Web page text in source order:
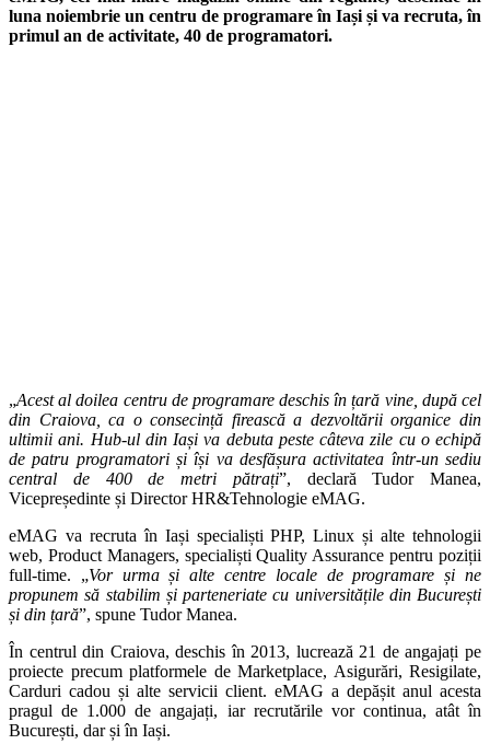
luna noiembrie un centru de programare în Iași și va recruta, în
primul an de activitate, 40 de programatori.
„Acest al doilea centru de programare deschis în țară vine, după cel
din Craiova, ca o consecință firească a dezvoltării organice din
ultimii ani. Hub-ul din Iași va debuta peste câteva zile cu o echipă
de patru programatori și își va desfășura activitatea într-un sediu
central de 400 de metri pătrați”, declară Tudor Manea,
Vicepreședinte și Director HR&Tehnologie eMAG.
eMAG va recruta în Iași specialiști PHP, Linux și alte tehnologii
web, Product Managers, specialiști Quality Assurance pentru poziții
full-time. „Vor urma și alte centre locale de programare și ne
propunem să stabilim și parteneriate cu universitățile din București
și din țară”, spune Tudor Manea.
În centrul din Craiova, deschis în 2013, lucrează 21 de angajați pe
proiecte precum platformele de Marketplace, Asigurări, Resigilate,
Carduri cadou și alte servicii client. eMAG a depășit anul acesta
pragul de 1.000 de angajați, iar recrutările vor continua, atât în
București, dar și în Iași.